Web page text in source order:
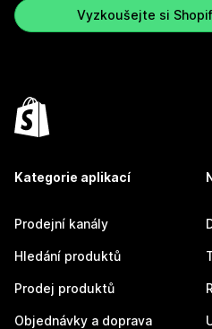
Vyzkoušejte si
Kategorie aplikací
Prodejní kanály
Hledání produktů
Prodej produktů
Objednávky a doprava